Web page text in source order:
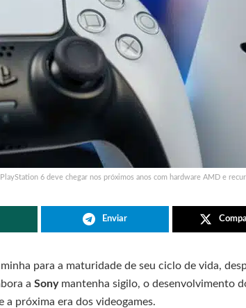
PlayStation 6 deve chegar nos próximos anos com hardware AMD e
Enviar
para a maturidade de seu ciclo de vida,
a Sonymantenha sigilo, o desenvolvimento
a próxima era dos videogames.